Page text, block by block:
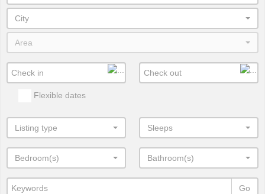
City
Area
Flexible dates
Listing type Sleeps
Bedroom(s) Bathroom(s)
Go